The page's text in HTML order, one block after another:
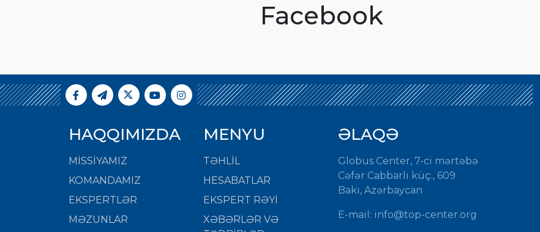
Facebook
HAQQIMIZDA
MISSIYAMIZ
KOMANDAMIZ
EKSPERTLƏR
MƏZUNLAR
MENYU
TƏHLİL
HESABATLAR
EKSPERT RƏYİ
XƏBƏRLƏR VƏ
ƏLAQƏ
Globus Center, 7-ci mərtəbə
Cəfər Cabbarlı küç., 609
Bakı, Azərbaycan
E-mail: info@top-center.org